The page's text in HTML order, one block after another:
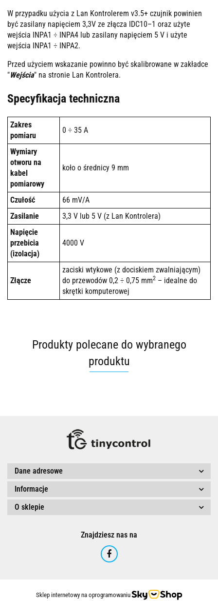
W przypadku użycia z Lan Kontrolerem v3.5+ czujnik powinien
być zasilany napięciem 3,3V ze złącza IDC10–1 oraz użyte
wejścia INPA1 ÷ INPA4 lub zasilany napięciem 5 V i użyte
wejścia INPA1 ÷ INPA2.
Przed użyciem wskazanie powinno być skalibrowane w zakładce
"Wejścia" na stronie Lan Kontrolera.
Specyfikacja techniczna
Zakres
pomiaru
0 ÷ 35 A
Wymiary
otworu na
kabel
pomiarowy
koło o średnicy 9 mm
Czułość
66 mV/A
Zasilanie
3,3 V lub 5 V (z Lan Kontrolera)
Napięcie
przebicia
(izolacja)
4000 V
Złącze
zaciski wtykowe (z dociskiem zwalniającym)
do przewodów 0,2 ÷ 0,75 mm2 – idealne do
skrętki komputerowej
Produkty polecane do wybranego
produktu
Dane adresowe
Informacje
O sklepie
Znajdziesz nas na
Sklep internetowy na oprogramowaniu